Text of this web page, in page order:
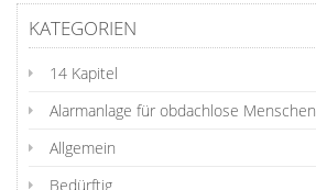
KATEGORIEN
14 Kapitel
Alarmanlage für obdachlose Menschen
Allgemein
Bedürftig